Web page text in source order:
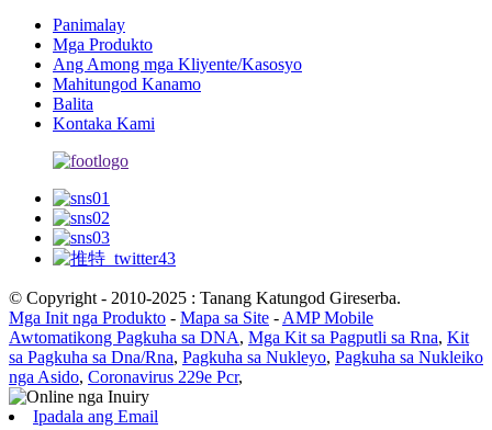
Panimalay
Mga Produkto
Ang Among mga Kliyente/Kasosyo
Mahitungod Kanamo
Balita
Kontaka Kami
© Copyright - 2010-2025 : Tanang Katungod Gireserba.
Mga Init nga Produkto - Mapa sa Site - AMP Mobile
Awtomatikong Pagkuha sa DNA, Mga Kit sa Pagputli sa Rna, Kit
sa Pagkuha sa Dna/Rna, Pagkuha sa Nukleyo, Pagkuha sa Nukleiko
nga Asido, Coronavirus 229e Pcr,
Ipadala ang Email